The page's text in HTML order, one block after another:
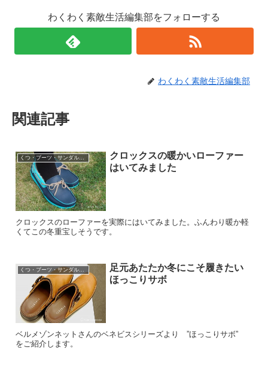
わくわく素敵生活編集部をフォローする
わくわく素敵生活編集部
関連記事
くつ・ブーツ・サンダル・パンプスなど
クロックスの暖かいローファー
はいてみました
クロックスのローファーを実際にはいてみました。ふんわり暖か軽
くてこの冬重宝しそうです。
くつ・ブーツ・サンダル・パンプスなど
足元あたたか冬にこそ履きたい
ほっこりサボ
ベルメゾンネットさんのベネビスシリーズより ”ほっこりサボ”
をご紹介します。